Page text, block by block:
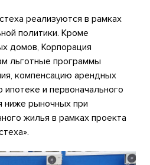
реализуются в рамках
политики. Кроме
домов, Корпорация
льготные программы
компенсацию арендных
и первоначального
ниже рыночных при
жилья в рамках проекта